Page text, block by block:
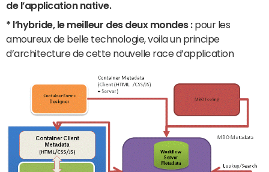
de l’application native.
* l’hybride, le meilleur des deux mondes :pour les
amoureux de belle technologie, voila un principe
d’architecture de cette nouvelle race d’application